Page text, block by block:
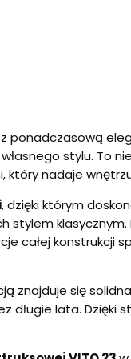
ponadczasową
stylu. To
który nadaje
, dzięki którym
stylem
konstrukcji
znajduje się
lata. Dzięki